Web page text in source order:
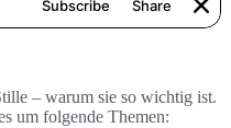
– warum sie so wichtig ist.
um folgende Themen: